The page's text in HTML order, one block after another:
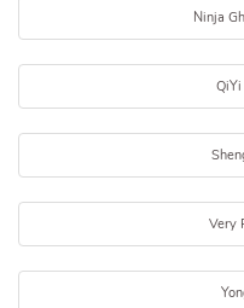
Ninja
QiYi
Very